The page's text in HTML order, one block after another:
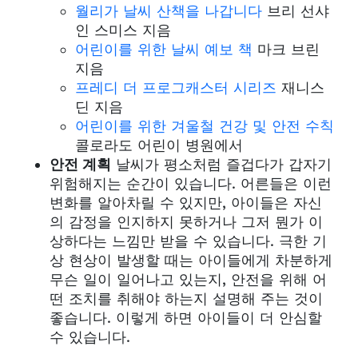
월리가 날씨 산책을 나갑니다 브리 선샤
인 스미스 지음
어린이를 위한 날씨 예보 책 마크 브린
지음
프레디 더 프로그캐스터 시리즈 재니스
딘 지음
어린이를 위한 겨울철 건강 및 안전 수칙
콜로라도 어린이 병원에서
안전 계획 날씨가 평소처럼 즐겁다가 갑자기
위험해지는 순간이 있습니다. 어른들은 이런
변화를 알아차릴 수 있지만, 아이들은 자신
의 감정을 인지하지 못하거나 그저 뭔가 이
상하다는 느낌만 받을 수 있습니다. 극한 기
상 현상이 발생할 때는 아이들에게 차분하게
무슨 일이 일어나고 있는지, 안전을 위해 어
떤 조치를 취해야 하는지 설명해 주는 것이
좋습니다. 이렇게 하면 아이들이 더 안심할
수 있습니다.